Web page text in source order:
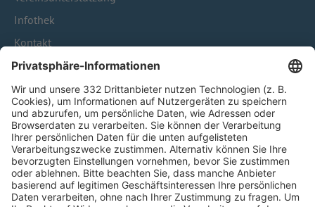
Infothek
Kontakt
HÄUFIG BESUCHTE SEITEN
Pässe und Vereinswechsel
Trainerausbildung
Schulungsangebot Vereinsmitarbeiter
BFV-Geschäftsstellen
Trainerbörse